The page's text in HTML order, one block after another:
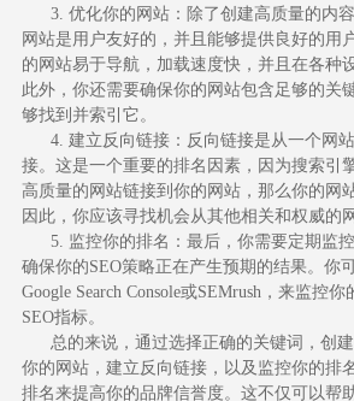
3. 优化你的网站：除了创建高质量的内
网站是用户友好的，并且能够提供良好的用
的网站易于导航，加载速度快，并且在各种
此外，你还需要确保你的网站包含足够的关
够找到并索引它。
4. 建立反向链接：反向链接是从一个网
接。这是一个重要的排名因素，因为搜索引
高质量的网站链接到你的网站，那么你的网
因此，你应该寻找机会从其他相关和权威的
5. 监控你的排名：最后，你需要定期监
确保你的SEO策略正在产生预期的结果。你
Google Search Console或SEMrush，来监控
SEO指标。
总的来说，通过选择正确的关键词，创建
你的网站，建立反向链接，以及监控你的排
排名来提高你的品牌信誉度。这不仅可以帮